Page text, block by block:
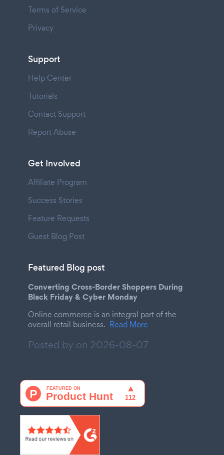
Terms of Service
Privacy
Support
Help Center
Tutorials
Contact Support
Report Abuse
Get Involved
Affiliate Program
Success Stories
Feature Requests
Guest Blog Post
Featured Blog post
Converting Cross-Border Shoppers During
Black Friday & Cyber Monday
Online commerce is an integral part of the
overall retail business. Read More
Posted by on 2026-08-07